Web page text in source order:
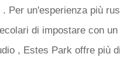
Per un'esperienza più
di impostare con
, Estes Park offre più